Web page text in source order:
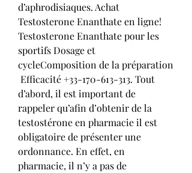
d’aphrodisiaques. Achat
Testosterone Enanthate en ligne!
Testosterone Enanthate pour les
sportifs Dosage et
cycle️Composition de la préparation
️ Efficacité +33-170-613-313. Tout
d’abord, il est important de
rappeler qu’afin d’obtenir de la
testostérone en pharmacie il est
obligatoire de présenter une
ordonnance. En effet, en
pharmacie, il n’y a pas de